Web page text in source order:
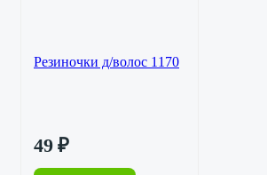
Резиночки д/волос 1170
49 ₽